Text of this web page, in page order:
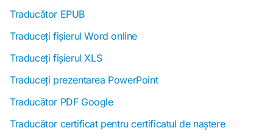
Traducător EPUB
Traduceți fișierul Word online
Traduceți fișierul XLS
Traduceți prezentarea PowerPoint
Traducător PDF Google
Traducător certificat pentru certificatul de naștere